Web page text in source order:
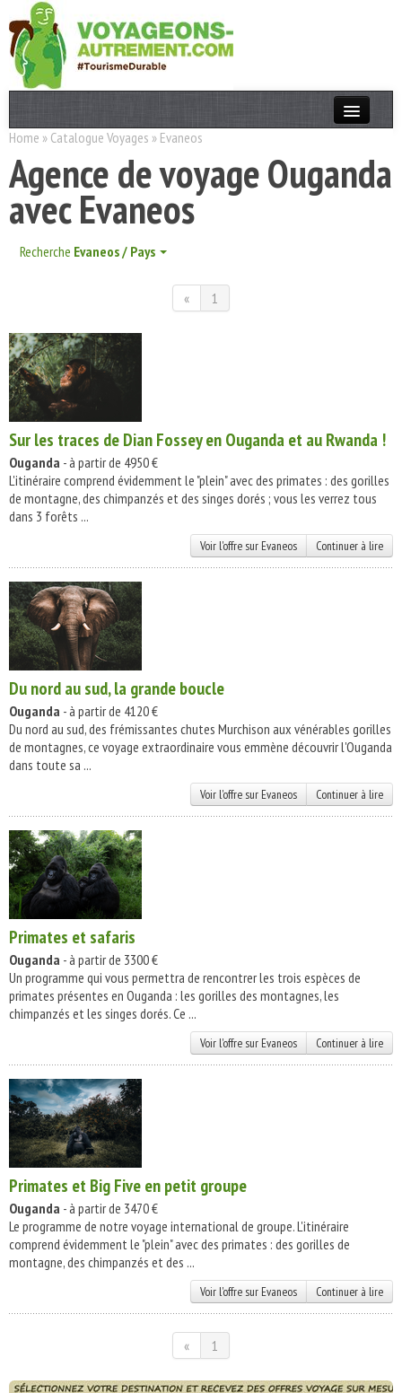
Actualités
T. Responsable
Destinations
Acteurs
Home » Catalogue Voyages » Evaneos
Agence de voyage Ouganda
avec Evaneos
Recherche Evaneos / Pays
« 1
Sur les traces de Dian Fossey en Ouganda et au Rwanda !
Ouganda - à partir de 4950 €
L'itinéraire comprend évidemment le "plein" avec des primates : des gorilles
de montagne, des chimpanzés et des singes dorés ; vous les verrez tous
dans 3 forêts ...
Voir l'offre sur Evaneos Continuer à lire
Du nord au sud, la grande boucle
Ouganda - à partir de 4120 €
Du nord au sud, des frémissantes chutes Murchison aux vénérables gorilles
de montagnes, ce voyage extraordinaire vous emmène découvrir l'Ouganda
dans toute sa ...
Voir l'offre sur Evaneos Continuer à lire
Primates et safaris
Ouganda - à partir de 3300 €
Un programme qui vous permettra de rencontrer les trois espèces de
primates présentes en Ouganda : les gorilles des montagnes, les
chimpanzés et les singes dorés. Ce ...
Voir l'offre sur Evaneos Continuer à lire
Primates et Big Five en petit groupe
Ouganda - à partir de 3470 €
Le programme de notre voyage international de groupe. L'itinéraire
comprend évidemment le "plein" avec des primates : des gorilles de
montagne, des chimpanzés et des ...
Voir l'offre sur Evaneos Continuer à lire
« 1